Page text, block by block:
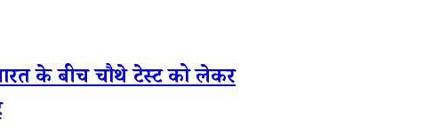
के बीच चौथे टेस्ट को लेकर